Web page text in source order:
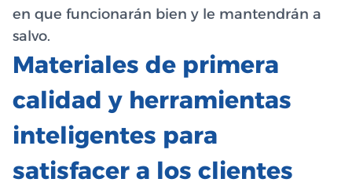
en que funcionarán bien y le mantendrán a
salvo.
Materiales de primera
calidad y herramientas
inteligentes para
satisfacer a los clientes